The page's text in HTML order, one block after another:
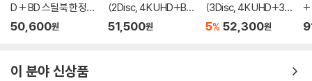
D + BD 스틸북 한정
판) (펀치) : 블루레이
50,600원
(2Disc, 4K UHD+BD
렌티큘러 풀슬립 B1 스
51,500원
(3Disc, 4K UHD+3D
+BD 렌티큘러 풀슬립
5% 52,300원
+
이 분야 신상품